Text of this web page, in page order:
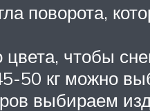
поворота,
чтобы
50 кг можно
выбираем